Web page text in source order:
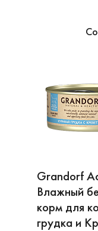
Grandorf
Влажный
корм для
грудка и